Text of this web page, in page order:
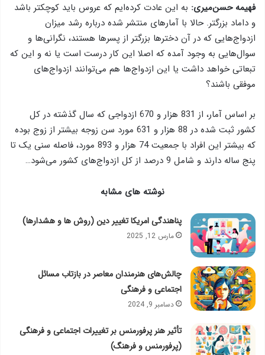
فهیمه حسن‌میری: به این عادت کرده‌ایم که عروس باید کوچکتر باشد
و داماد بزرگتر. حالا با آمارهای منتشر شده درباره رشد میزان
ازدواج‌هایی که در آن دخترها بزرگتر از پسرها هستند، نگرانی‌ها و
سوال‌هایی به وجود آمده که اصلا این کار درست است یا نه و این که
تبعاتی خواهد داشت یا این ازدواج‌ها هم می‌توانند ازدواج‌های
موفقی باشند؟
بر اساس آمار، از 831 هزار و 670 ازدواجی که سال گذشته در کل
کشور ثبت شده در 88 هزار و 631 مورد سن زوجه بیشتر از زوج بوده
که بیشتر این افراد با جمعیت 74 هزار و 893 مورد، فاصله سنی یک تا
پنج ساله دارند و شامل 9 درصد از کل ازدواج‌های کشور می‌شود…
نوشته های مشابه
پناهندگی امریکا تغییر دین (روش ها و هشدارها)
مارس 12, 2025
چالش‌های هنرمندان معاصر در بازتاب مسائل
اجتماعی و فرهنگی
دسامبر 9, 2024
تأثیر هنر پرفورمنس بر تغییرات اجتماعی و فرهنگی
(پرفورمنس و فرهنگ)